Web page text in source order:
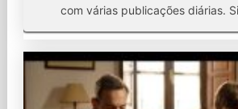
com várias publicações diárias.